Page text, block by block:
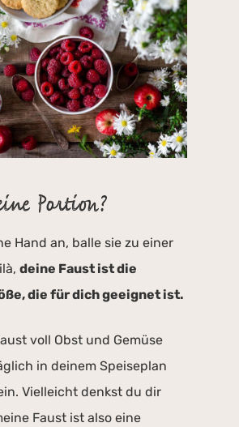
Portion?
Hand an, balle sie zu einer
deine Faust ist die
die für dich geeignet ist.
voll Obst und Gemüse
in deinem Speiseplan
Vielleicht denkst du dir
Faust ist also eine